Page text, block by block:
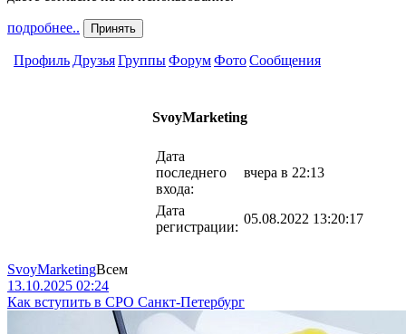
подробнее.. Принять
Профиль ДрузьяГруппыФорумФотоСообщения
SvoyMarketing
Дата
последнего
входа:
вчера в 22:13
Дата
регистрации:
05.08.2022 13:20:17
SvoyMarketingВсем
13.10.2025 02:24
Как вступить в СРО Санкт-Петербург